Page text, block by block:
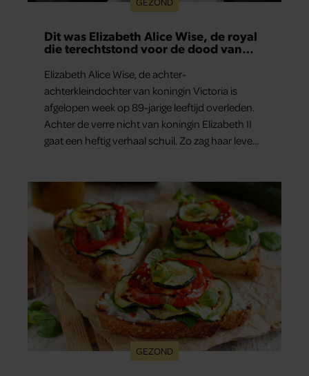
Dit was Elizabeth Alice Wise, de royal
die terechtstond voor de dood van
Elizabeth Alice Wise, de achter-
achterkleindochter van koningin Victoria is
afgelopen week op 89-jarige leeftijd overleden.
Achter de verre nicht van koningin Elizabeth II
gaat een heftig verhaal schuil. Zo zag haar leven
GEZOND